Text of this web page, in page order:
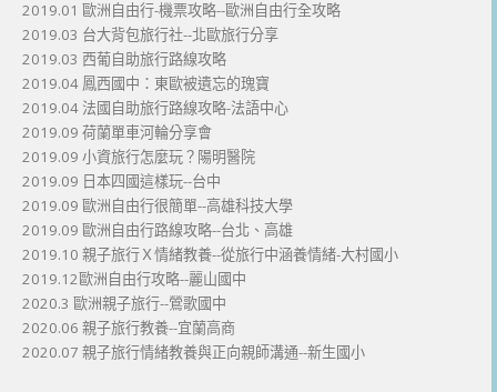
2019.01 歐洲自由行-機票攻略--歐洲自由行全攻略
2019.03 台大背包旅行社--北歐旅行分享
2019.03 西葡自助旅行路線攻略
2019.04 鳳西國中：東歐被遺忘的瑰寶
2019.04 法國自助旅行路線攻略-法語中心
2019.09 荷蘭單車河輪分享會
2019.09 小資旅行怎麼玩？陽明醫院
2019.09 日本四國這樣玩--台中
2019.09 歐洲自由行很簡單--高雄科技大學
2019.09 歐洲自由行路線攻略--台北、高雄
2019.10 親子旅行Ｘ情緒教養--從旅行中涵養情緒-大村國小
2019.12歐洲自由行攻略--麗山國中
2020.3 歐洲親子旅行--鶯歌國中
2020.06 親子旅行教養--宜蘭高商
2020.07 親子旅行情緒教養與正向親師溝通--新生國小